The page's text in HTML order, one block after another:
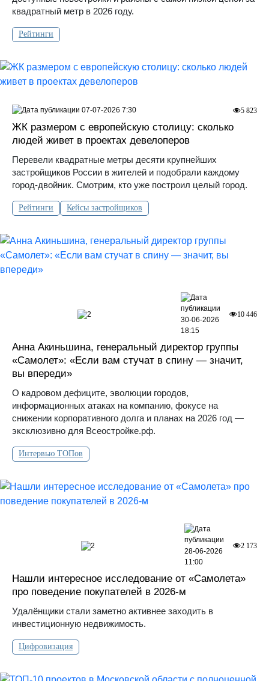
квадратный метр в 2026 году.
Рейтинги
ЖК размером с европейскую столицу: сколько
людей живет в проектах девелоперов
Перевели квадратные метры десяти крупнейших
застройщиков России в жителей и подобрали каждому
город-двойник. Смотрим, кто уже построил целый город.
Рейтинги Кейсы застройщиков
5 823
07-07-2026 7:30
Анна Акиньшина, генеральный директор группы
«Самолет»: «Если вам стучат в спину — значит,
вы впереди»
О кадровом дефиците, эволюции городов,
информационных атаках на компанию, фокусе на
снижении корпоративного долга и планах на 2026 год —
эксклюзивно для Всеостройке.рф.
Интервью ТОПов
2 10 446
30-06-2026
18:15
Нашли интересное исследование от «Самолета»
про поведение покупателей в 2026-м
Удалёнщики стали заметно активнее заходить в
инвестиционную недвижимость.
Цифровизация
2 2 173
28-06-2026
11:00